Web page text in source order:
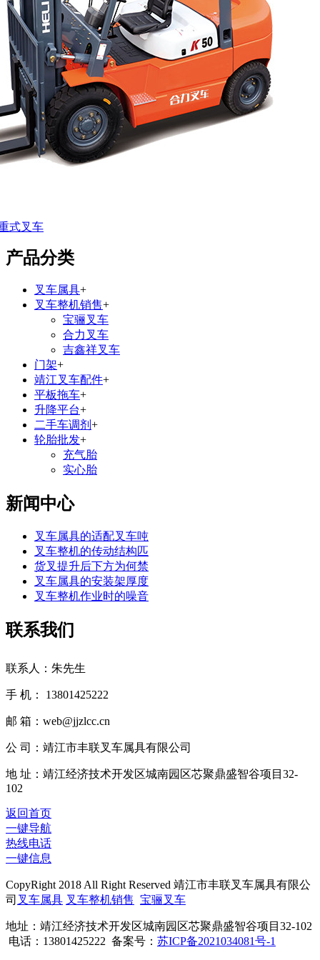
式叉车
产品分类
叉车属具+
叉车整机销售+
宝骊叉车
合力叉车
吉鑫祥叉车
门架+
靖江叉车配件+
平板拖车+
升降平台+
二手车调剂 +
轮胎批发+
充气胎
实心胎
新闻中心
叉车属具的适配叉车吨
叉车整机的传动结构匹
货叉提升后下方为何禁
叉车属具的安装架厚度
叉车整机作业时的噪音
联系我们
联系人：朱先生
手 机： 13801425222
邮 箱：web@jjzlcc.cn
公 司：靖江市丰联叉车属具有限公司
地 址：靖江经济技术开发区城南园区芯聚鼎盛智谷项目32-
102
返回首页
一键导航
热线电话
一键信息
CopyRight 2018 All Right Reserved 靖江市丰联叉车属具有限公
司 叉车属具 叉车整机销售 宝骊叉车
地址：靖江经济技术开发区城南园区芯聚鼎盛智谷项目32-102
电话：13801425222 备案号： 苏ICP备2021034081号-1